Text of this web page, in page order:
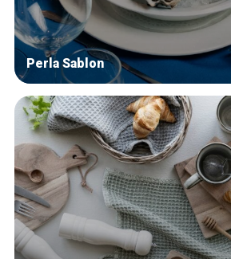
Accueil
Bonnes adresses
Quartiers
Blog
Tops 10
Artisans
Perla Sablon